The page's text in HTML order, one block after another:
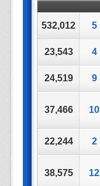
5
532,012
4
23,543
9
24,519
10
37,466
2
22,244
12
38,575